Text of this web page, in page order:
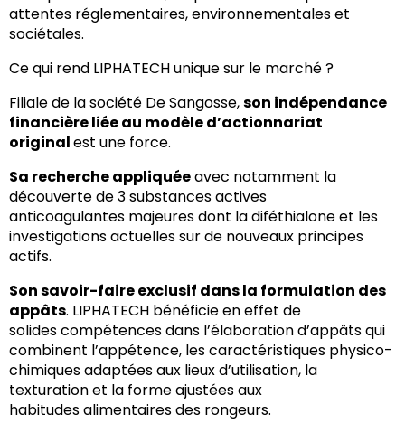
attentes réglementaires, environnementales et
sociétales.
Ce qui rend LIPHATECH unique sur le marché ?
Filiale de la société De Sangosse,son indépendance
financière liée au modèle d’actionnariat
originalest une force.
Sa recherche appliquéeavec notamment la
découverte de 3 substances actives
anticoagulantes majeures dont la diféthialone et les
investigations actuelles sur de nouveaux principes
actifs.
Son savoir-faire exclusif dans la formulation des
appâts. LIPHATECH bénéficie en effet de
solides compétences dans l’élaboration d’appâts qui
combinent l’appétence, les caractéristiques physico-
chimiques adaptées aux lieux d’utilisation, la
texturation et la forme ajustées aux
habitudes alimentaires des rongeurs.